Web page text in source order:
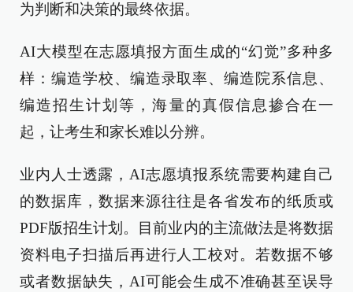
为判断和决策的最终依据。
AI大模型在志愿填报方面生成的“幻觉”多种多
样：编造学校、编造录取率、编造院系信息、
编造招生计划等，海量的真假信息掺合在一
起，让考生和家长难以分辨。
业内人士透露，AI志愿填报系统需要构建自己
的数据库，数据来源往往是各省发布的纸质或
PDF版招生计划。目前业内的主流做法是将数据
资料电子扫描后再进行人工校对。若数据不够
或者数据缺失，AI可能会生成不准确甚至误导